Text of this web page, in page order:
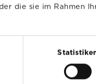
die sie im Rahmen
fest.
sonnigen Ort im Freien.
die gepflanzten